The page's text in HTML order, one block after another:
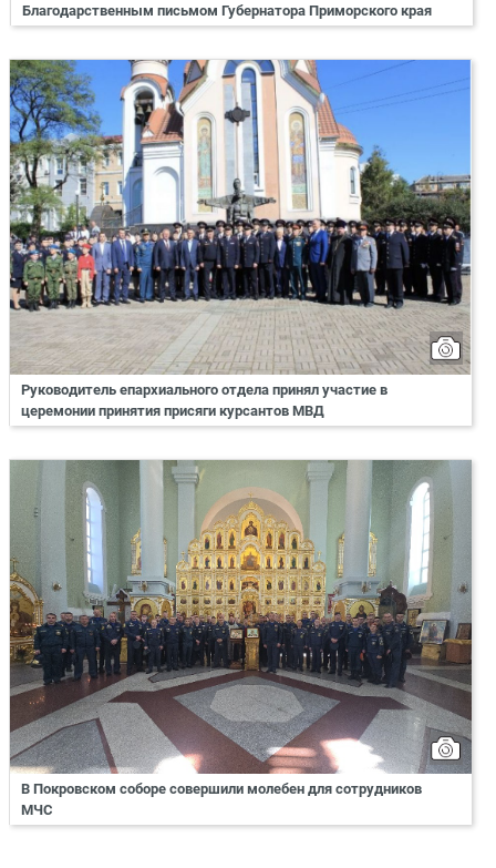
Благодарственным письмом Губернатора Приморского края
Руководитель епархиального отдела принял участие в
церемонии принятия присяги курсантов МВД
В Покровском соборе совершили молебен для сотрудников
МЧС